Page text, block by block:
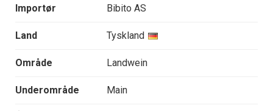
Importør Bibito AS
Land Tyskland
Område Landwein
Underområde Main